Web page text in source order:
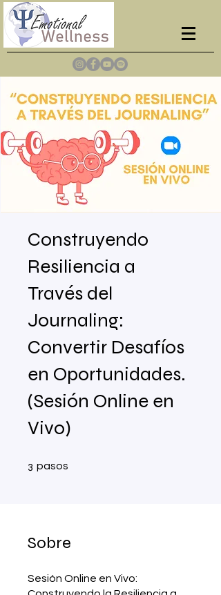
Construyendo
Resiliencia a
Través del
Journaling:
Convertir Desafíos
en Oportunidades.
(Sesión Online en
Vivo)
3 pasos
Sobre
Sesión Online en Vivo: